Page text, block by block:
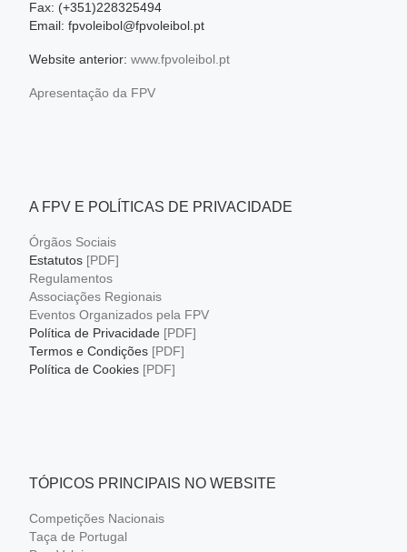
Fax: (+351)228325494
Email: fpvoleibol@fpvoleibol.pt
Website anterior: www.fpvoleibol.pt
Apresentação da FPV
A FPV E POLÍTICAS DE PRIVACIDADE
Órgãos Sociais
Estatutos [PDF]
Regulamentos
Associações Regionais
Eventos Organizados pela FPV
Política de Privacidade [PDF]
Termos e Condições [PDF]
Política de Cookies [PDF]
TÓPICOS PRINCIPAIS NO WEBSITE
Competições Nacionais
Taça de Portugal